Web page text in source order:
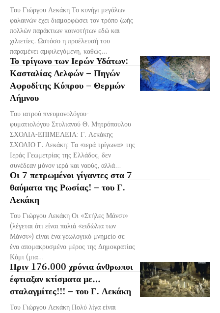
Του Γιώργου Λεκάκη Το κυνήγι μεγάλων
φαλαινών έχει διαμορφώσει τον τρόπο ζωής
πολλών παράκτιων κοινοτήτων εδώ και
χιλιετίες. Ωστόσο η προέλευσή του
παραμένει αμφιλεγόμενη, καθώς...
Το τρίγωνο των Ιερών Υδάτων:
Κασταλίας Δελφών – Πηγών
Αφροδίτης Κύπρου – Θερμών
Λήμνου
Του ιατρού πνευμονολόγου-
φυματιολόγου Στυλιανού Θ. Μητρόπουλου
ΣΧΟΛΙΑ-ΕΠΙΜΕΛΕΙΑ: Γ. Λεκάκης
ΣΧΟΛΙΟ Γ. Λεκάκη: Τα «ιερά τρίγωνα» της
Ιεράς Γεωμετρίας της Ελλάδος, δεν
συνέδεαν μόνον ιερά και ναούς, αλλά...
Οι 7 πετρωμένοι γίγαντες στα 7
θαύματα της Ρωσίας! – του Γ.
Λεκάκη
Του Γιώργου Λεκάκη Οι «Στήλες Μάνσι»
(λέγεται ότι είναι παλιά «ειδώλια των
Μάνσι») είναι ένα γεωλογικό μνημείο σε
ένα απομακρυσμένο μέρος της Δημοκρατίας
Κόμι (μια...
Πριν 176.000 χρόνια άνθρωποι
έφτιαξαν κτίσματα με…
σταλαγμίτες!!! – του Γ. Λεκάκη
Του Γιώργου Λεκάκη Πολύ λίγα είναι